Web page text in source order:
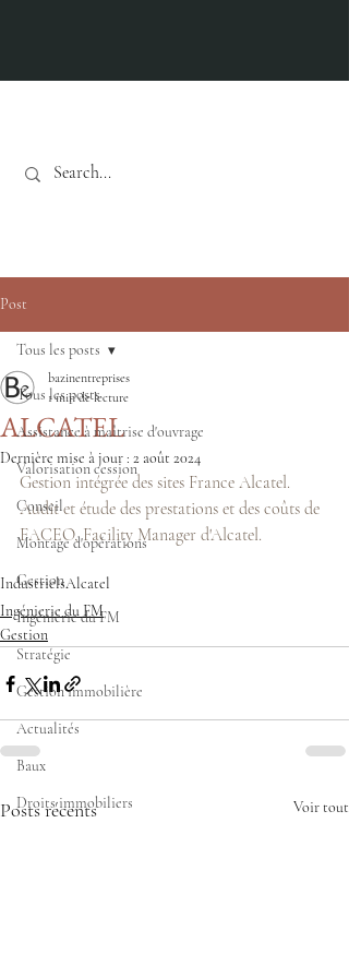
Post
Tous les posts
Assistance à maîtrise d'ouvrage
Valorisation cession
Conseil
Montage d'opérations
Gestion
Ingénierie du FM
Stratégie
Gestion immobilière
Actualités
Baux
Droits immobiliers
Tous les posts
ALCATEL
bazinentreprises
1 min de lecture
Dernière mise à jour : 2 août 2024
Gestion intégrée des sites France Alcatel.
Audit et étude des prestations et des coûts de
FACEO, Facility Manager d'Alcatel.
IndustrielsAlcatel
Ingénierie du FM
Gestion
Posts récents Voir tout